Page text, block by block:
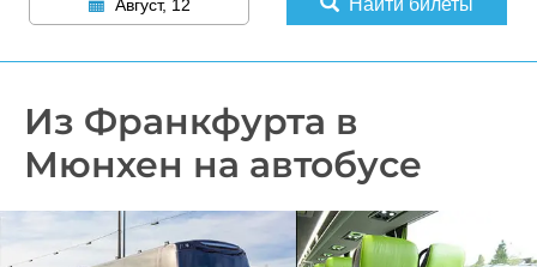
Август, 12 Найти билеты
Из Франкфурта в
Мюнхен на автобусе